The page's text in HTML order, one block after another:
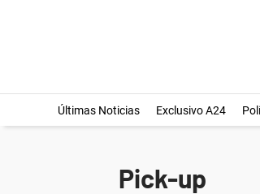
Últimas Noticias Exclusivo A24
Pick-up